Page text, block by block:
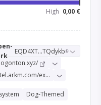
High 0,00 €
EQD4XT...TQdykb
https://intel.arkm.com/explorer/token/ton-dog
Dog-Themed